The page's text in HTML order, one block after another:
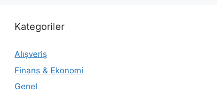
Kategoriler
Alışveriş
Finans & Ekonomi
Genel